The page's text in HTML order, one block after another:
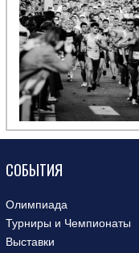
СОБЫТИЯ
Олимпиада
Турниры и Чемпионаты
Выставки